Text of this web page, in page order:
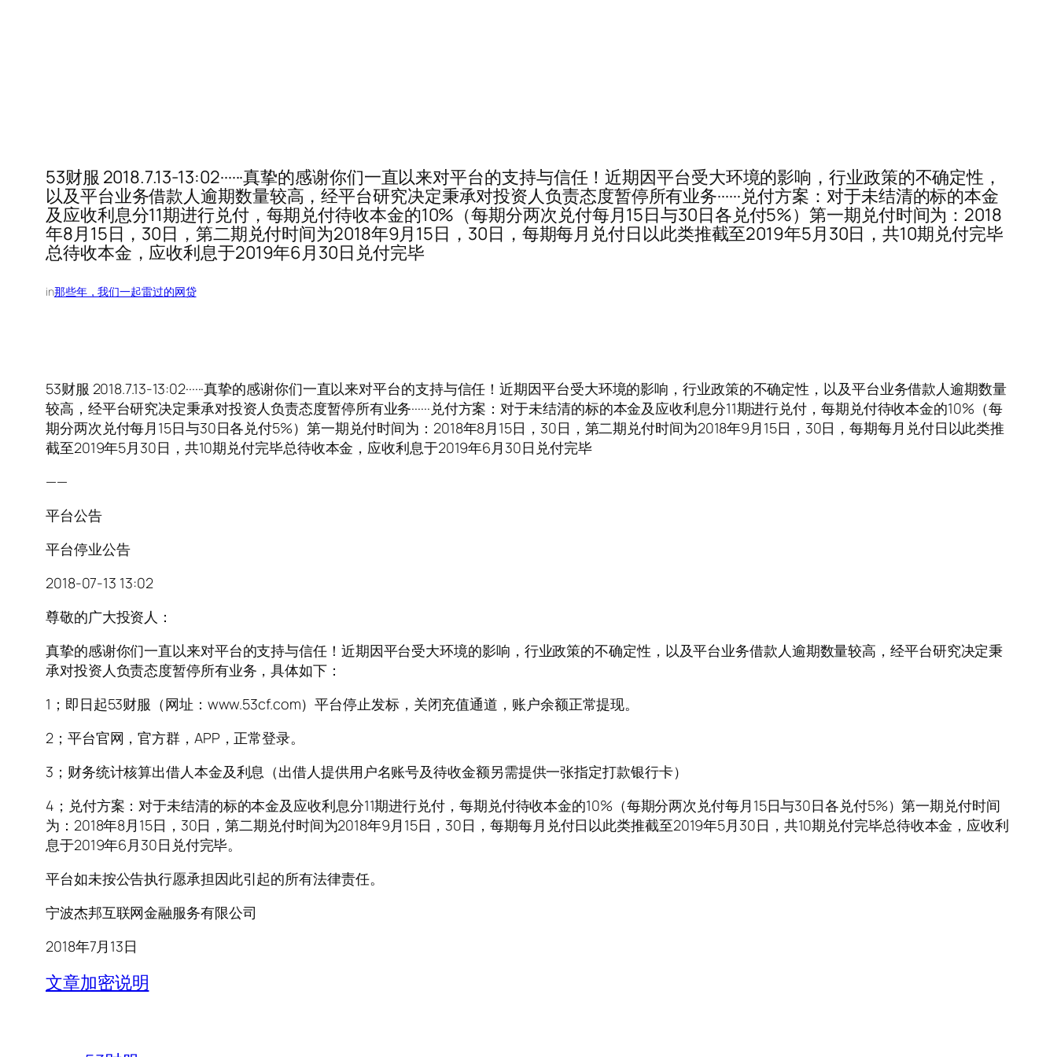
53财服 2018.7.13-13:02······真挚的感谢你们一直以来对平台的支持与信任！近期因平台受大环境的影响，行业政策的不确定性，
以及平台业务借款人逾期数量较高，经平台研究决定秉承对投资人负责态度暂停所有业务······兑付方案：对于未结清的标的本金
及应收利息分11期进行兑付，每期兑付待收本金的10%（每期分两次兑付每月15日与30日各兑付5%）第一期兑付时间为：2018
年8月15日，30日，第二期兑付时间为2018年9月15日，30日，每期每月兑付日以此类推截至2019年5月30日，共10期兑付完毕
总待收本金，应收利息于2019年6月30日兑付完毕
in那些年，我们一起雷过的网贷
53财服 2018.7.13-13:02······真挚的感谢你们一直以来对平台的支持与信任！近期因平台受大环境的影响，行业政策的不确定性，以及平台业务借款人逾期数量
较高，经平台研究决定秉承对投资人负责态度暂停所有业务······兑付方案：对于未结清的标的本金及应收利息分11期进行兑付，每期兑付待收本金的10%（每
期分两次兑付每月15日与30日各兑付5%）第一期兑付时间为：2018年8月15日，30日，第二期兑付时间为2018年9月15日，30日，每期每月兑付日以此类推
截至2019年5月30日，共10期兑付完毕总待收本金，应收利息于2019年6月30日兑付完毕
——
平台公告
平台停业公告
2018-07-13 13:02
尊敬的广大投资人：
真挚的感谢你们一直以来对平台的支持与信任！近期因平台受大环境的影响，行业政策的不确定性，以及平台业务借款人逾期数量较高，经平台研究决定秉
承对投资人负责态度暂停所有业务，具体如下：
1；即日起53财服（网址：www.53cf.com）平台停止发标，关闭充值通道，账户余额正常提现。
2；平台官网，官方群，APP，正常登录。
3；财务统计核算出借人本金及利息（出借人提供用户名账号及待收金额另需提供一张指定打款银行卡）
4；兑付方案：对于未结清的标的本金及应收利息分11期进行兑付，每期兑付待收本金的10%（每期分两次兑付每月15日与30日各兑付5%）第一期兑付时间
为：2018年8月15日，30日，第二期兑付时间为2018年9月15日，30日，每期每月兑付日以此类推截至2019年5月30日，共10期兑付完毕总待收本金，应收利
息于2019年6月30日兑付完毕。
平台如未按公告执行愿承担因此引起的所有法律责任。
宁波杰邦互联网金融服务有限公司
2018年7月13日
文章加密说明